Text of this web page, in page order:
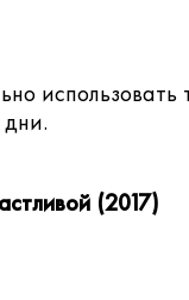
использовать
(2017)